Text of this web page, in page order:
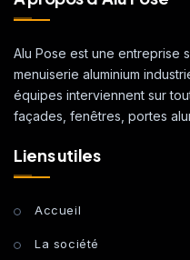
Alu Pose est une entreprise
menuiserie aluminium
équipes interviennent sur
façades, fenêtres, portes
Liens utiles
Accueil
La société